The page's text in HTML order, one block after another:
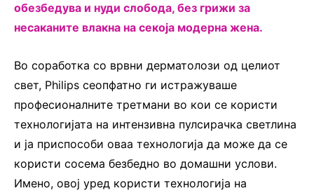
обезбедува и нуди слобода, без грижи за
несаканите влакна на секоја модерна жена.
Во соработка со врвни дерматолози од целиот
свет, Philips сеопфатно ги истражуваше
професионалните третмани во кои се користи
технологијата на интензивна пулсирачка светлина
и ја приспособи оваа технологија да може да се
користи сосема безбедно во домашни услови.
Имено, овој уред користи технологија на